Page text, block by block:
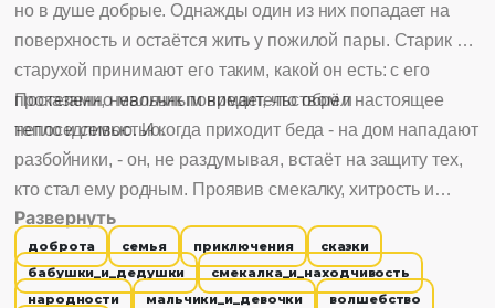
но в душе добрые. Однажды один из них попадает на
поверхность и остаётся жить у пожилой пары. Старик со
старухой принимают его таким, какой он есть: с его
проказами, невольным вредительством и
непоседливостью.
Постепенно мальчик понимает, что обрёл настоящее
тепло и семью. И когда приходит беда - на дом нападают
разбойники, - он, не раздумывая, встаёт на защиту тех,
кто стал ему родным. Проявив смекалку, хитрость и
отвагу, чахкли обводит злодеев вокруг пальца и
возвращается туда, где его ждут. Там, под землёй ли,
наверху ли - теперь у него есть дом.
Развернуть
доброта семья приключения
сказки
бабушки_и_дедушки
смекалка_и_находчивость
народности
мальчики_и_девочки
волшебство